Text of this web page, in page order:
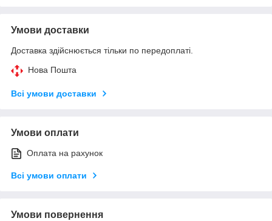
Умови доставки
Доставка здійснюється тільки по передоплаті.
Нова Пошта
Всі умови доставки
Умови оплати
Оплата на рахунок
Всі умови оплати
Умови повернення